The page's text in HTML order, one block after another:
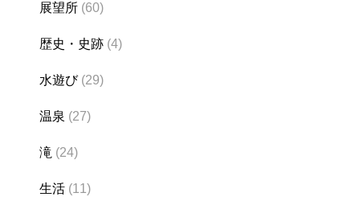
展望所 (60)
歴史・史跡 (4)
水遊び(29)
温泉 (27)
滝 (24)
生活 (11)